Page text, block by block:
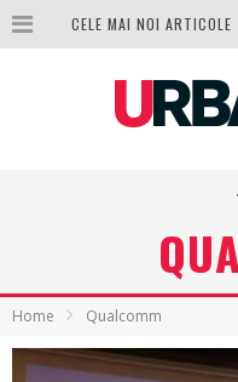
CELE MAI NOI ARTICOLE
Home Qualcomm